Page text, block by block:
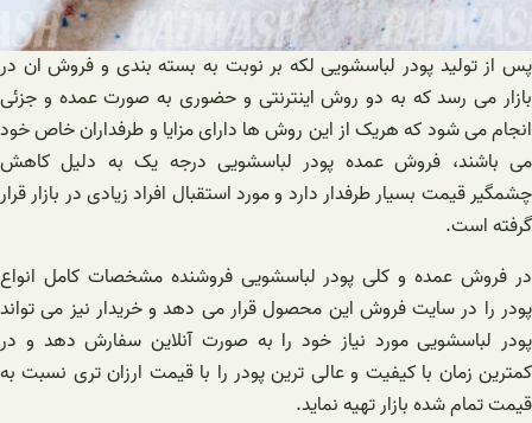
پس از تولید پودر لباسشویی لکه بر نوبت به بسته بندی و فروش ان در
بازار می رسد که به دو روش اینترنتی و حضوری به صورت عمده و جزئی
انجام می شود که هریک از این روش ها دارای مزایا و طرفداران خاص خود
می باشند، فروش عمده پودر لباسشویی درجه یک به دلیل کاهش
چشمگیر قیمت بسیار طرفدار دارد و مورد استقبال افراد زیادی در بازار قرار
گرفته است.
در فروش عمده و کلی پودر لباسشویی فروشنده مشخصات کامل انواع
پودر را در سایت فروش این محصول قرار می دهد و خریدار نیز می تواند
پودر لباسشویی مورد نیاز خود را به صورت آنلاین سفارش دهد و در
کمترین زمان با کیفیت و عالی ترین پودر را با قیمت ارزان تری نسبت به
قیمت تمام شده بازار تهیه نماید.